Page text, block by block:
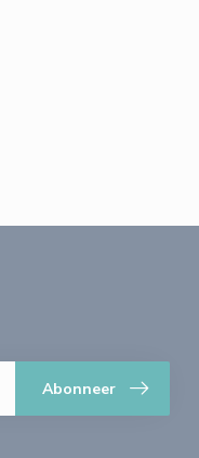
Abonneer